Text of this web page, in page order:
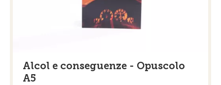
Alcol e conseguenze - Opuscolo
A5